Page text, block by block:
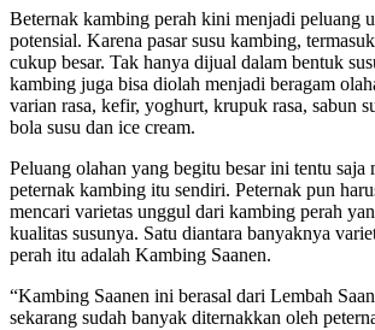
Beternak kambing perah kini menjadi peluang
potensial. Karena pasar susu kambing,
cukup besar. Tak hanya dijual dalam bentuk
kambing juga bisa diolah menjadi beragam
varian rasa, kefir, yoghurt, krupuk rasa, sabun
bola susu dan ice cream.
Peluang olahan yang begitu besar ini tentu
peternak kambing itu sendiri. Peternak pun
mencari varietas unggul dari kambing perah
kualitas susunya. Satu diantara banyaknya
perah itu adalah Kambing Saanen.
“Kambing Saanen ini berasal dari Lembah
sekarang sudah banyak diternakkan oleh